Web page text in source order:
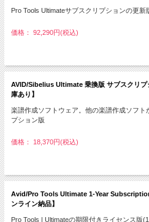
Pro Tools Ultimateサブスクリプションの更新
価格： 92,290円(税込)
AVID/Sibelius Ultimate 乗換版 サブスクリ
庫あり】
楽譜作成ソフトウェア。他の楽譜作成ソフト
プション版
価格： 18,370円(税込)
Avid/Pro Tools Ultimate 1-Year
ンライン納品】
Pro Tools | Ultimateの期限付きライセンス版(1